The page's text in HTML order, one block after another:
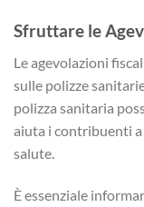
Sfruttare le
Le agevolazioni
sulle polizze
polizza sanitaria
aiuta i contribuenti a
salute.
È essenziale